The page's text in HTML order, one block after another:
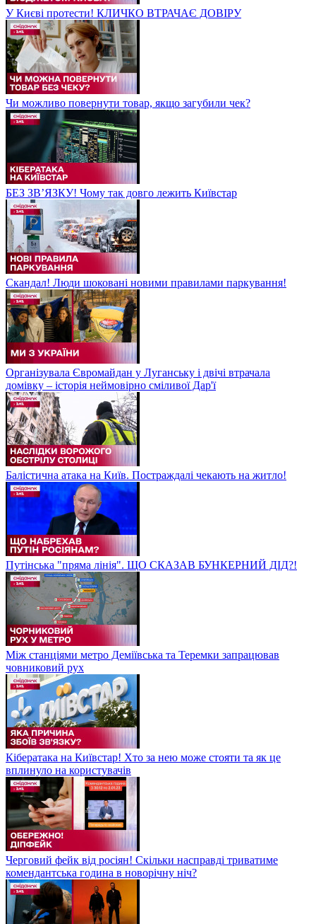
У Києві протести! КЛИЧКО ВТРАЧАЄ ДОВІРУ
Чи можливо повернути товар, якщо загубили чек?
БЕЗ ЗВʼЯЗКУ! Чому так довго лежить Київстар
Скандал! Люди шоковані новими правилами паркування!
Організувала Євромайдан у Луганську і двічі втрачала
домівку – історія неймовірно сміливої Дар'ї
Балістична атака на Київ. Постраждалі чекають на житло!
Путінська "пряма лінія". ЩО СКАЗАВ БУНКЕРНИЙ ДІД?!
Між станціями метро Деміївська та Теремки запрацював
човниковий рух
Кібератака на Київстар! Хто за нею може стояти та як це
вплинуло на користувачів
Черговий фейк від росіян! Скільки насправді триватиме
комендантська година в новорічну ніч?